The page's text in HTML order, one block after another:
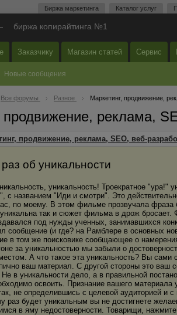
Биржа маркетинга Каталог услуг
биржа копирайтинга №1
Заказчику Магазин статей Сервис
Новые сообщения
Все форумы Разное Маркетинг, продвижение,
продвижение, реклама,
продвижение, реклама, SEO, веб-
об уникальности
уникальность! Троекратное
с названием "Иди и смотри". Это
по моему. В этом фильме прозвучала
так и сюжет фильма в дрож
под нужды ученных, занимавшихся
сообщение (и где? на Рамблере в основных
в том же поисковике сообщающее о
за уникальностью мы забыли о
А что такое эта уникальность? Вы сами
ваш материал. С другой стороны это ваш
в уникальности дело, а в правильной
освоить. Признание вашего
не определившись с целевой аудиторией и
раз будет уникальным вы не достигнете
в яму недостоверности. Товарищи,